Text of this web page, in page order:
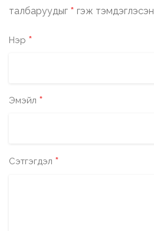
талбаруудыг * гэж тэмдэглэсэн
Нэр *
Эмэйл *
Сэтгэгдэл *